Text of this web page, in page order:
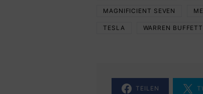
MAGNIFICIENT SEVEN
TESLA WARREN BUFFETT
TEILEN